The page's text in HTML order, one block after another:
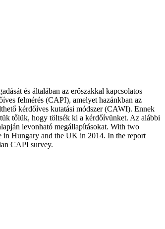
és általában az erőszakkal kapcsolatos
felmérés (CAPI), amelyet hazánkban az
kérdőíves kutatási módszer (CAWI). Ennek
tőlük, hogy töltsék ki a kérdőívünket. Az alábbi
levonható megállapításokat. With two
in Hungary and the UK in 2014. In the report
CAPI survey.